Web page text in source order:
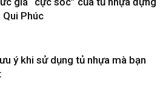
Qui Phúc
ý khi sử dụng tủ nhựa mà bạn